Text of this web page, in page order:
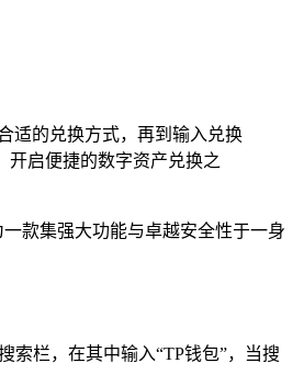
适的兑换方式，再到输入兑换
开启便捷的数字资产兑换之
款集强大功能与卓越安全性于一身
索栏，在其中输入“TP钱包”，当搜